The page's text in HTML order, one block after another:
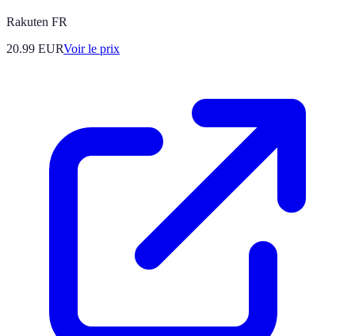
Rakuten FR
20.99 EURVoir le prix